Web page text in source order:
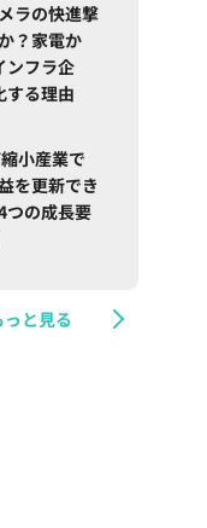
ラの快進撃
？家電か
ンフラ企
する理由
小産業で
を更新でき
つの成長要
と見る